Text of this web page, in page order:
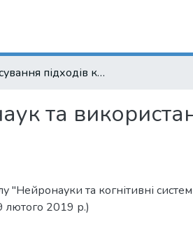
Застосування підходів когнітивних наук та використання когнітивних технологій в економіці та управлінні
та
"Нейронауки та когнітивні
2019 р.)